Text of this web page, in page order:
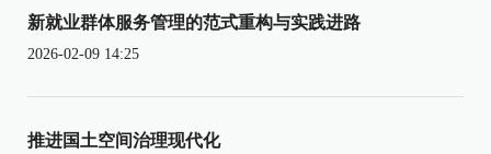
新就业群体服务管理的范式重构与实践进路
2026-02-09 14:25
推进国土空间治理现代化